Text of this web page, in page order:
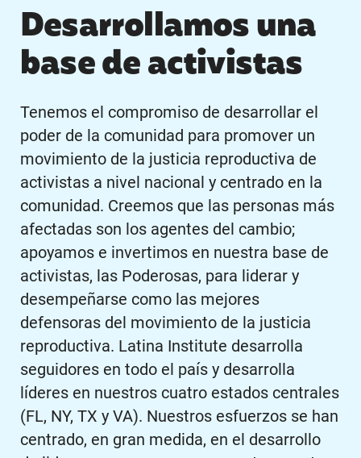
Desarrollamos una
base de activistas
Tenemos el compromiso de desarrollar el
poder de la comunidad para promover un
movimiento de la justicia reproductiva de
activistas a nivel nacional y centrado en la
comunidad. Creemos que las personas más
afectadas son los agentes del cambio;
apoyamos e invertimos en nuestra base de
activistas, las Poderosas, para liderar y
desempeñarse como las mejores
defensoras del movimiento de la justicia
reproductiva. Latina Institute desarrolla
seguidores en todo el país y desarrolla
líderes en nuestros cuatro estados centrales
(FL, NY, TX y VA). Nuestros esfuerzos se han
centrado, en gran medida, en el desarrollo